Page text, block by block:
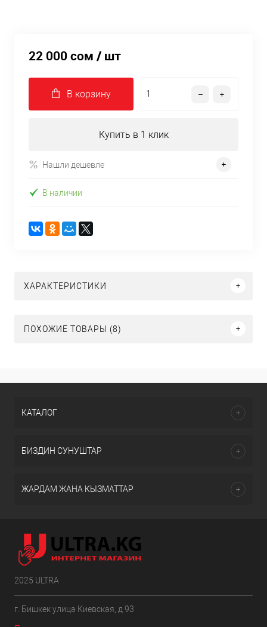
22 000 сом / шт
В корзину
Купить в 1 клик
Нашли дешевле
В наличии
ХАРАКТЕРИСТИКИ
ПОХОЖИЕ ТОВАРЫ (8)
КАТАЛОГ
БИЗДИН СУНУШТАР
ЖАРДАМ ЖАНА КЫЗМАТТАР
2025 ULTRA
г. Бишкек улица Киевская, д 93